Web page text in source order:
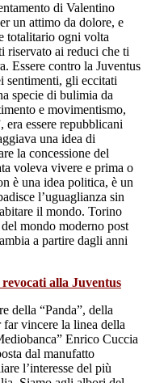
di Valentino
un attimo da dolore, e
totalitario ogni volta
riservato ai reduci che ti
Essere contro la Juventus
sentimenti, gli eccitati
specie di bulimia da
e movimentismo,
era essere repubblicani
una idea di
la concessione del
voleva vivere e prima o
è una idea politica, è un
l’uguaglianza sin
il mondo. Torino
mondo moderno post
a partire dagli anni
alla Juventus
della “Panda”, della
far vincere la linea della
Enrico Cuccia
dal manufatto
l’interesse del più